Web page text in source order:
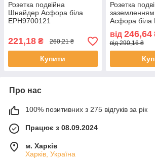
Розетка подвійна
Шнайдер Асфора біла
EPH9700121
221,18 ₴ 260,21 ₴
Купити
Розетка
Асфора біла
від 246,64
від 290,16 ₴
Про нас
100% позитивних з 275 відгуків за рік
Працює з 08.09.2024
м. Харків
Харків, Україна